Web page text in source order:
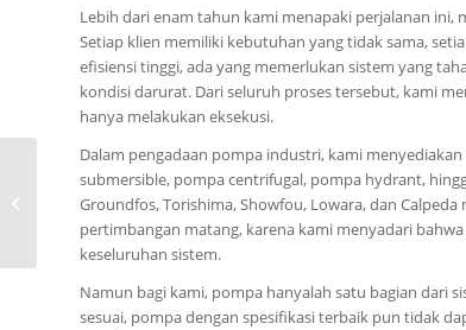
Lebih dari enam tahun kami menapaki perjalanan
Setiap klien memiliki kebutuhan yang tidak sama,
efisiensi tinggi, ada yang memerlukan sistem yang
kondisi darurat. Dari seluruh proses tersebut, kami
hanya melakukan eksekusi.
Dalam pengadaan pompa industri, kami
submersible, pompa centrifugal, pompa hydrant,
Groundfos, Torishima, Showfou, Lowara, dan
pertimbangan matang, karena kami menyadari
keseluruhan sistem.
Namun bagi kami, pompa hanyalah satu bagian dari
sesuai, pompa dengan spesifikasi terbaik pun tidak
0815-8668-7086, Harga
Pompa Ebara FSSC
Kota Ransiki